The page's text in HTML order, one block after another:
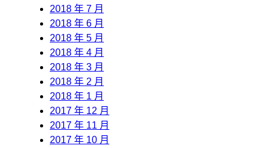
2018 年 7 月
2018 年 6 月
2018 年 5 月
2018 年 4 月
2018 年 3 月
2018 年 2 月
2018 年 1 月
2017 年 12 月
2017 年 11 月
2017 年 10 月